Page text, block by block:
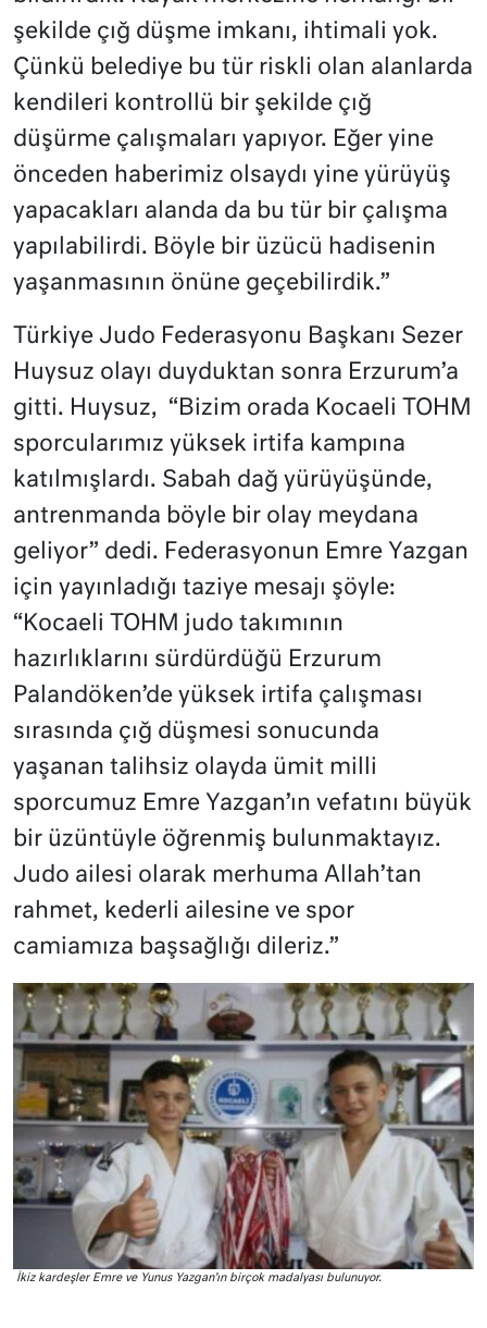
şekilde çığ düşme imkanı, ihtimali yok.
Çünkü belediye bu tür riskli olan alanlarda
kendileri kontrollü bir şekilde çığ
düşürme çalışmaları yapıyor. Eğer yine
önceden haberimiz olsaydı yine yürüyüş
yapacakları alanda da bu tür bir çalışma
yapılabilirdi. Böyle bir üzücü hadisenin
yaşanmasının önüne geçebilirdik.”
Türkiye Judo Federasyonu Başkanı Sezer
Huysuz olayı duyduktan sonra Erzurum’a
gitti. Huysuz, “Bizim orada Kocaeli TOHM
sporcularımız yüksek irtifa kampına
katılmışlardı. Sabah dağ yürüyüşünde,
antrenmanda böyle bir olay meydana
geliyor” dedi. Federasyonun Emre Yazgan
için yayınladığı taziye mesajı şöyle:
“Kocaeli TOHM judo takımının
hazırlıklarını sürdürdüğü Erzurum
Palandöken’de yüksek irtifa çalışması
sırasında çığ düşmesi sonucunda
yaşanan talihsiz olayda ümit milli
sporcumuz Emre Yazgan’ın vefatını büyük
bir üzüntüyle öğrenmiş bulunmaktayız.
Judo ailesi olarak merhuma Allah’tan
rahmet, kederli ailesine ve spor
camiamıza başsağlığı dileriz.”
İkiz kardeşler Emre ve Yunus Yazgan’ın birçok madalyası bulunuyor.